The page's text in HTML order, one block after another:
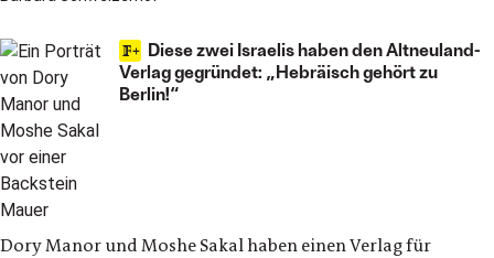
Diese zwei Israelis haben den Altneuland-
Verlag gegründet: „Hebräisch gehört zu
Berlin!“
Dory Manor und Moshe Sakal haben einen Verlag für